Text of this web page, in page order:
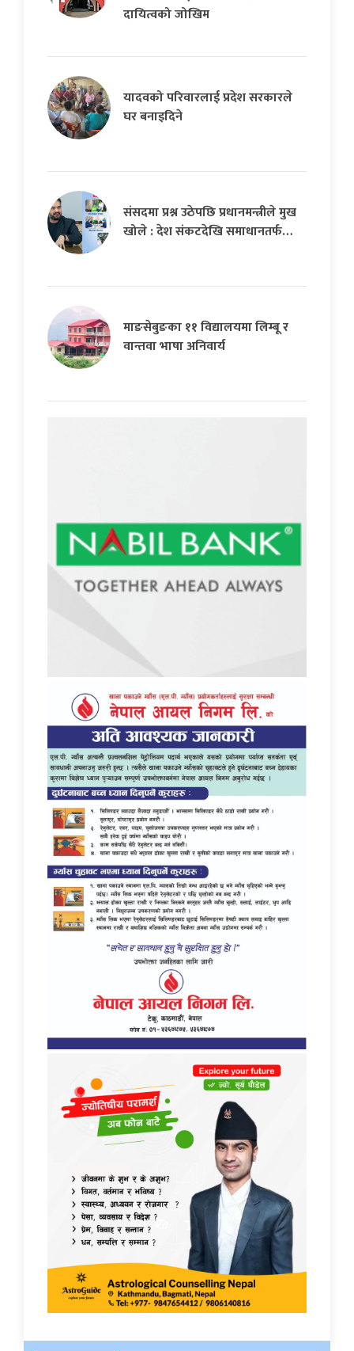
दायित्वको जोखिम
यादवको परिवारलाई प्रदेश सरकारले
घर बनाइदिने
संसदमा प्रश्न उठेपछि प्रधानमन्त्रीले मुख
खोले : देश संकटदेखि समाधानतर्फ…
माङसेबुङका ११ विद्यालयमा लिम्बू र
वान्तवा भाषा अनिवार्य